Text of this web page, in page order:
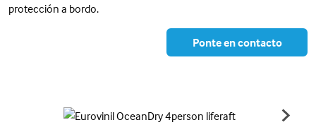
protección a bordo.
Ponte en contacto